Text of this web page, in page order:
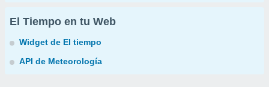
El Tiempo en tu Web
Widget de El tiempo
API de Meteorología